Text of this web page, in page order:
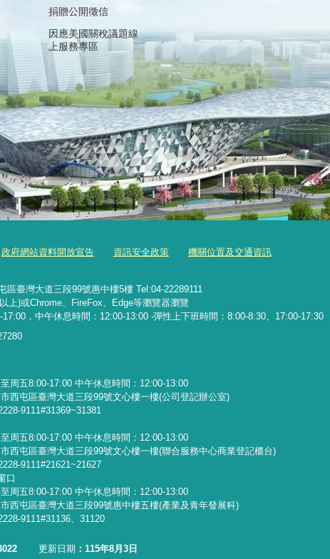
捐贈公開徵信
因應美國關稅議題線
上服務專區
政府網站資料開放宣告 資訊安全政策 機關位置及交通資訊
區臺灣大道三段99號惠中樓5樓 Tel:04-22289111
上)或Chrome、FireFox、Edge等瀏覽器瀏覽
，中午休息時間：12:00-13:00 ‧彈性上下班時間：8:00-8:30、17:00-17:30
周五8:00-17:00 中午休息時間：12:00-13:00
西屯區臺灣大道三段99號文心樓一樓(公司登記辦公室)
9111#31369~31381
周五8:00-17:00 中午休息時間：12:00-13:00
西屯區臺灣大道三段99號文心樓一樓(聯合服務中心商業登記櫃台)
9111#21621~21627
口
周五8:00-17:00 中午休息時間：12:00-13:00
西屯區臺灣大道三段99號惠中樓五樓(產業及青年發展科)
9111#31136、31120
更新日期 115年8月3日